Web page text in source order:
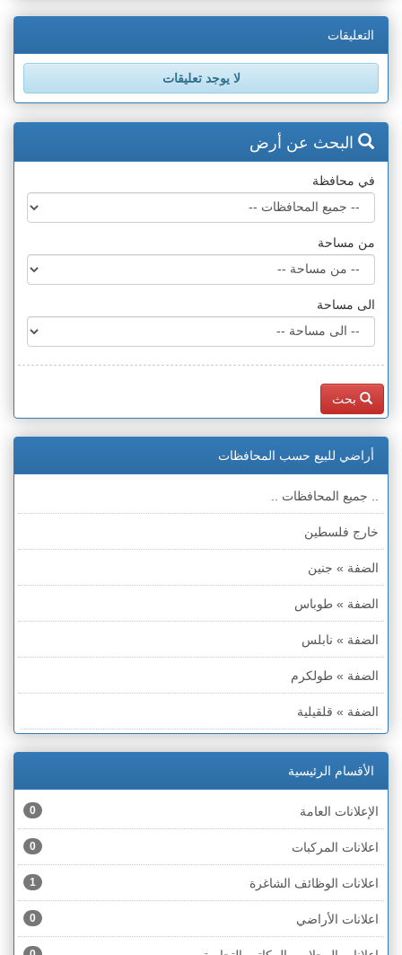
التعليقات
لا يوجد تعليقات
البحث عن أرض
في محافظة
من مساحة
الى مساحة
بحث
أراضي للبيع حسب المحافظات
.. جميع المحافظات ..
خارج فلسطين
الضفة » جنين
الضفة » طوباس
الضفة » نابلس
الضفة » طولكرم
الضفة » قلقيلية
الضفة » رام الله والبيره
الضفة » أريحا
الضفة » الخليل
الضفة » بيت لحم
قطاع غزة
الأقسام الرئيسية
الإعلانات العامة 0
اعلانات المركبات 0
اعلانات الوظائف الشاغرة 1
اعلانات الأراضي 0